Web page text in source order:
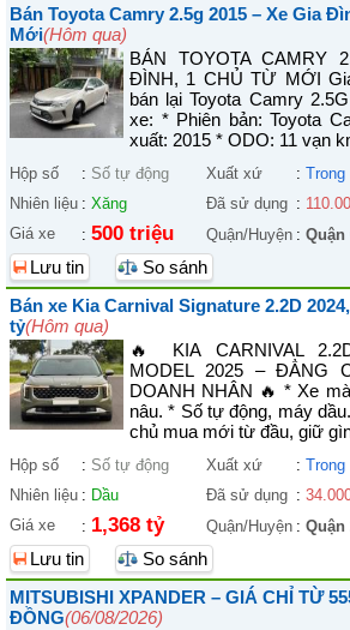
Bán Toyota Camry 2.5g 2015 – Xe Gia
Mới(Hôm qua)
BÁN TOYOTA CAMRY
ĐÌNH, 1 CHỦ TỪ MỚI
bán lại Toyota Camry
xe: * Phiên bản: Toyota
xuất: 2015 * ODO: 11 vạn
Hộp số : Số tự động Xuất xứ :
Nhiên liệu : Xăng Đã sử dụng :
Giá xe
: 500 triệu Quận/Huyện : Quận
Lưu tin
So sánh
Bán xe Kia Carnival Signature 2.2D
tỷ(Hôm qua)
🔥 KIA CARNIVAL
MODEL 2025 – ĐẲNG
DOANH NHÂN 🔥 * Xe
nâu. * Số tự động, máy
chủ mua mới từ đầu, giữ
Hộp số : Số tự động Xuất xứ :
Nhiên liệu : Dầu Đã sử dụng :
Giá xe
: 1,368 tỷ Quận/Huyện : Quận
Lưu tin
So sánh
MITSUBISHI XPANDER – GIÁ CHỈ TỪ
ĐỒNG(06/08/2026)